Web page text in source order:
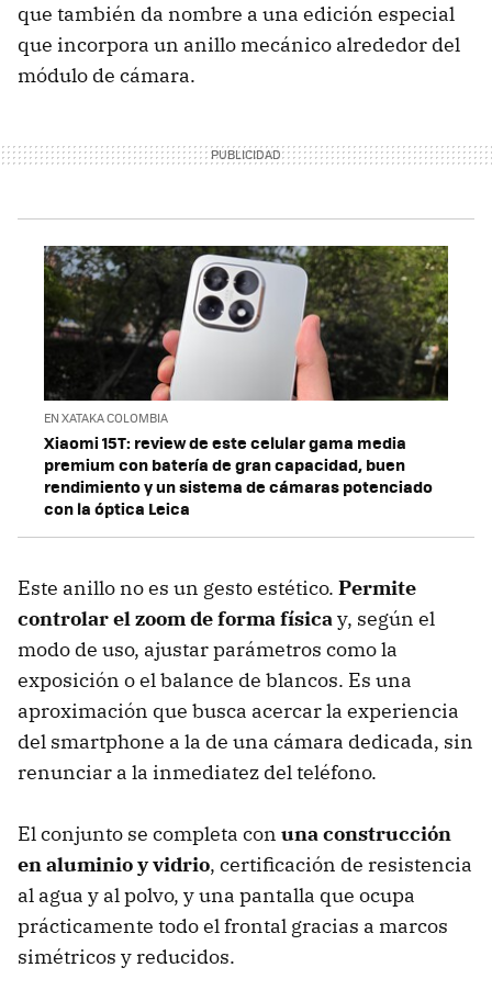
que también da nombre a una edición especial
que incorpora un anillo mecánico alrededor del
módulo de cámara.
EN XATAKA COLOMBIA
Xiaomi 15T: review de este celular gama media
premium con batería de gran capacidad, buen
rendimiento y un sistema de cámaras potenciado
con la óptica Leica
Este anillo no es un gesto estético. Permite
controlar el zoom de forma físicay, según el
modo de uso, ajustar parámetros como la
exposición o el balance de blancos. Es una
aproximación que busca acercar la experiencia
del smartphone a la de una cámara dedicada, sin
renunciar a la inmediatez del teléfono.
El conjunto se completa con una construcción
en aluminio y vidrio, certificación de resistencia
al agua y al polvo, y una pantalla que ocupa
prácticamente todo el frontal gracias a marcos
simétricos y reducidos.